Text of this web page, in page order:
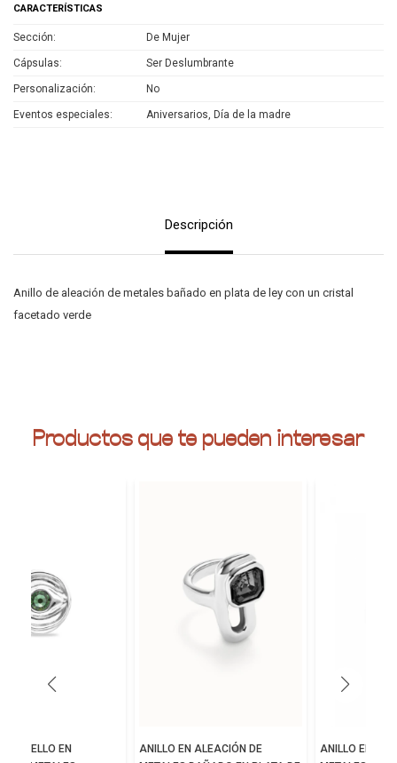
CARACTERÍSTICAS
Sección De Mujer
Cápsulas Ser Deslumbrante
Personalización No
Eventos especiales Aniversarios, Día de la madre
Descripción
Anillo de aleación de metales bañado en plata de ley con un cristal
facetado verde
Productos que te pueden interesar
SELLO EN
ANILLO EN ALEACIÓN DE
ANILLO EN